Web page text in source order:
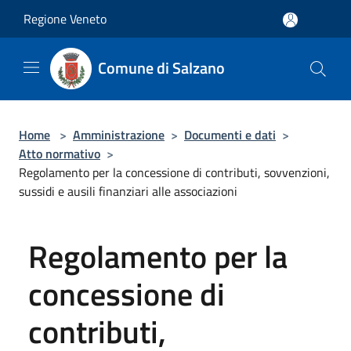
Regione Veneto
Comune di Salzano
Home > Amministrazione > Documenti e dati >
Atto normativo >
Regolamento per la concessione di contributi, sovvenzioni,
sussidi e ausili finanziari alle associazioni
Regolamento per la
concessione di
contributi,